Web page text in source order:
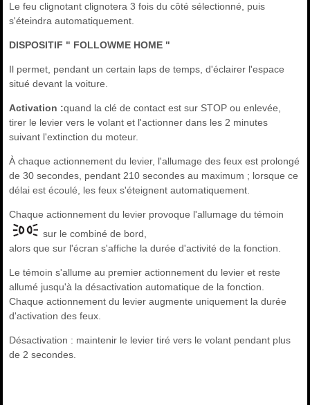
Le feu clignotant clignotera 3 fois du côté sélectionné, puis
s'éteindra automatiquement.
DISPOSITIF " FOLLOWME HOME "
Il permet, pendant un certain laps de temps, d'éclairer l'espace
situé devant la voiture.
Activation :quand la clé de contact est sur STOP ou enlevée,
tirer le levier vers le volant et l'actionner dans les 2 minutes
suivant l'extinction du moteur.
À chaque actionnement du levier, l'allumage des feux est prolongé
de 30 secondes, pendant 210 secondes au maximum ; lorsque ce
délai est écoulé, les feux s'éteignent automatiquement.
Chaque actionnement du levier provoque l'allumage du témoin
sur le combiné de bord,
alors que sur l'écran s'affiche la durée d'activité de la fonction.
Le témoin s'allume au premier actionnement du levier et reste
allumé jusqu'à la désactivation automatique de la fonction.
Chaque actionnement du levier augmente uniquement la durée
d'activation des feux.
Désactivation : maintenir le levier tiré vers le volant pendant plus
de 2 secondes.